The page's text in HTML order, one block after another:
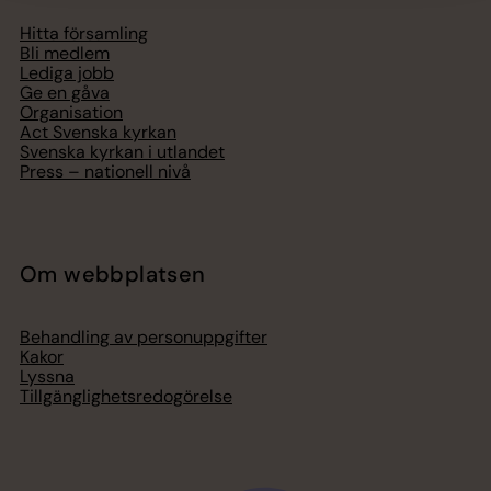
Hitta församling
Bli medlem
Lediga jobb
Ge en gåva
Organisation
Act Svenska kyrkan
Svenska kyrkan i utlandet
Press – nationell nivå
Om webbplatsen
Behandling av personuppgifter
Kakor
Lyssna
Tillgänglighetsredogörelse